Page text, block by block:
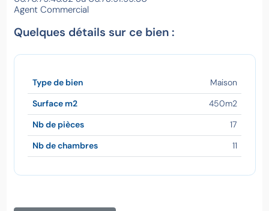
Agent Commercial
Quelques détails sur ce bien :
Type de bien Maison
Surface m2 450m2
Nb de pièces 17
Nb de chambres 11